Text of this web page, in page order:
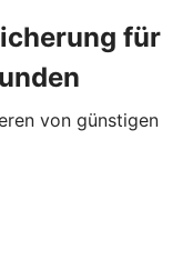
für
von günstigen